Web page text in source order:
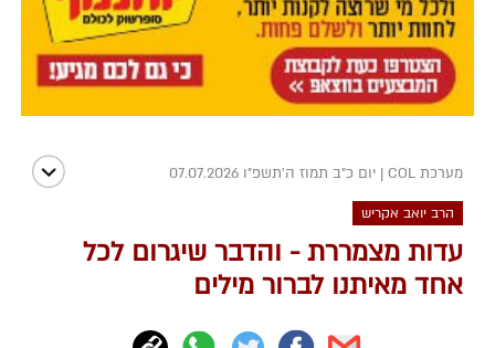
מערכת COL | יום כ"ב תמוז ה׳תשפ״ו 07.07.2026
הרב יואב אקריש
עדות מצמררת - והדבר שיגרום לכל
אחד מאיתנו לברור מילים